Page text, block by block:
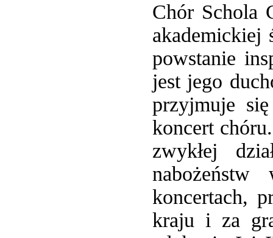
Chór Schola
akademickiej
powstanie
jest jego
przyjmuje
koncert
zwykłej
koncertach,
kraju i za